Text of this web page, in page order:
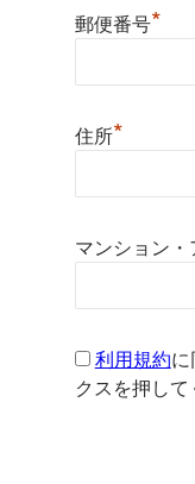
郵便番号*
住所*
マンション・
利用規約
クスを押して